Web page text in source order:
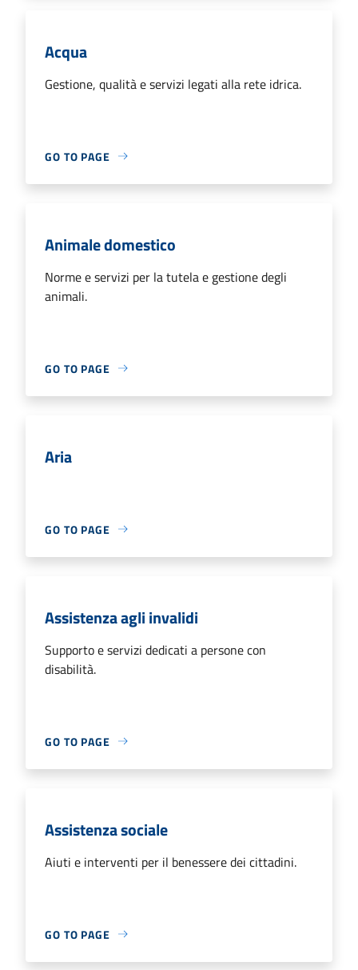
Acqua
Gestione, qualità e servizi legati alla rete idrica.
GO TO PAGE
Animale domestico
Norme e servizi per la tutela e gestione degli
animali.
GO TO PAGE
Aria
GO TO PAGE
Assistenza agli invalidi
Supporto e servizi dedicati a persone con
disabilità.
GO TO PAGE
Assistenza sociale
Aiuti e interventi per il benessere dei cittadini.
GO TO PAGE